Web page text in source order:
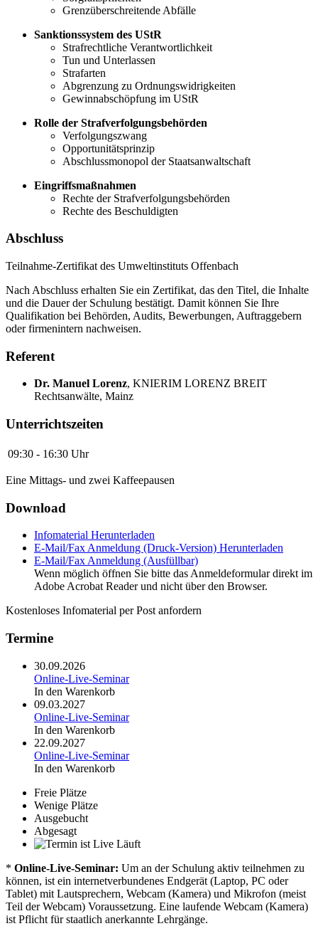
Grenzüberschreitende Abfälle
Sanktionssystem des UStR
Strafrechtliche Verantwortlichkeit
Tun und Unterlassen
Strafarten
Abgrenzung zu Ordnungswidrigkeiten
Gewinnabschöpfung im UStR
Rolle der Strafverfolgungsbehörden
Verfolgungszwang
Opportunitätsprinzip
Abschlussmonopol der Staatsanwaltschaft
Eingriffsmaßnahmen
Rechte der Strafverfolgungsbehörden
Rechte des Beschuldigten
Abschluss
Teilnahme-Zertifikat des Umweltinstituts Offenbach
Nach Abschluss erhalten Sie ein Zertifikat, das den Titel, die Inhalte
und die Dauer der Schulung bestätigt. Damit können Sie Ihre
Qualifikation bei Behörden, Audits, Bewerbungen, Auftraggebern
oder firmenintern nachweisen.
Referent
Dr. Manuel Lorenz, KNIERIM LORENZ BREIT
Rechtsanwälte, Mainz
Unterrichtszeiten
09:30 - 16:30 Uhr
Eine Mittags- und zwei Kaffeepausen
Download
Infomaterial Herunterladen
E-Mail/Fax Anmeldung (Druck-Version) Herunterladen
E-Mail/Fax Anmeldung (Ausfüllbar)
Wenn möglich öffnen Sie bitte das Anmeldeformular direkt im
Adobe Acrobat Reader und nicht über den Browser.
Kostenloses Infomaterial per Post anfordern
Termine
30.09.2026
Online-Live-Seminar
In den Warenkorb
09.03.2027
Online-Live-Seminar
In den Warenkorb
22.09.2027
Online-Live-Seminar
In den Warenkorb
Freie Plätze
Wenige Plätze
Ausgebucht
Abgesagt
Läuft
* Online-Live-Seminar: Um an der Schulung aktiv teilnehmen zu
können, ist ein internetverbundenes Endgerät (Laptop, PC oder
Tablet) mit Lautsprechern, Webcam (Kamera) und Mikrofon (meist
Teil der Webcam) Voraussetzung. Eine laufende Webcam (Kamera)
ist Pflicht für staatlich anerkannte Lehrgänge.